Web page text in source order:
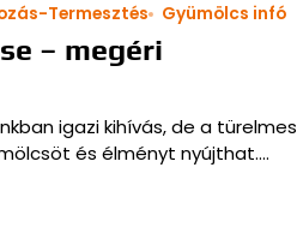
Termesztés Gyümölcs infó
– megéri
igazi kihívás, de a türelmes
és élményt nyújthat.…